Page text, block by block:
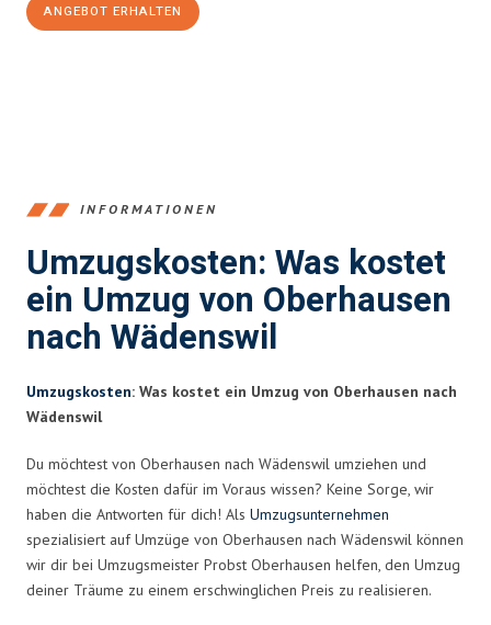
ANGEBOT ERHALTEN
INFORMATIONEN
Umzugskosten: Was kostet
ein Umzug von Oberhausen
nach Wädenswil
Umzugskosten: Was kostet ein Umzug von Oberhausen nach
Wädenswil
Du möchtest von Oberhausen nach Wädenswil umziehen und
möchtest die Kosten dafür im Voraus wissen? Keine Sorge, wir
haben die Antworten für dich! Als Umzugsunternehmen
spezialisiert auf Umzüge von Oberhausen nach Wädenswil können
wir dir bei Umzugsmeister Probst Oberhausen helfen, den Umzug
deiner Träume zu einem erschwinglichen Preis zu realisieren.